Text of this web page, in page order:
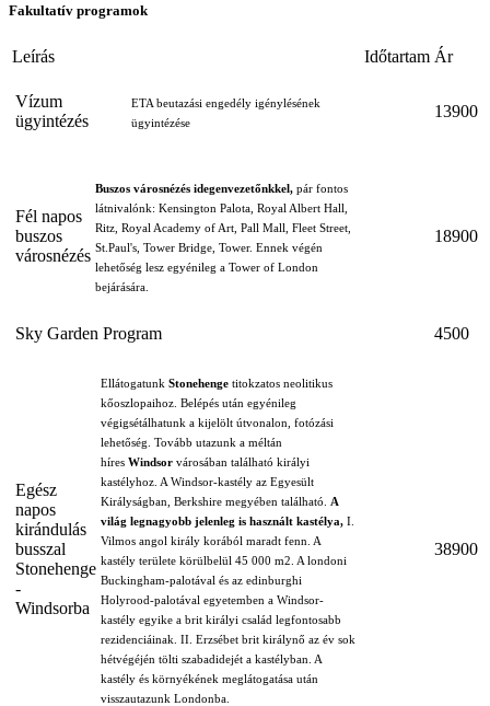
Fakultatív programok
Leírás Időtartam Ár
Vízum
ügyintézés
ETA beutazási engedély igénylésének
ügyintézése
13900
Fél napos
buszos
városnézés
Buszos városnézés idegenvezetőnkkel, pár fontos
látnivalónk: Kensington Palota, Royal Albert Hall,
Ritz, Royal Academy of Art, Pall Mall, Fleet Street,
St.Paul's, Tower Bridge, Tower. Ennek végén
lehetőség lesz egyénileg a Tower of London
bejárására.
18900
Sky Garden Program 4500
Egész
napos
kirándulás
busszal
Stonehenge
-
Windsorba
Ellátogatunk Stonehenge titokzatos neolitikus
kőoszlopaihoz. Belépés után egyénileg
végigsétálhatunk a kijelölt útvonalon, fotózási
lehetőség. Tovább utazunk a méltán
híres Windsor városában található királyi
kastélyhoz. A Windsor-kastély az Egyesült
Királyságban, Berkshire megyében található. A
világ legnagyobb jelenleg is használt kastélya, I.
Vilmos angol király korából maradt fenn. A
kastély területe körülbelül 45 000 m2. A londoni
Buckingham-palotával és az edinburghi
Holyrood-palotával egyetemben a Windsor-
kastély egyike a brit királyi család legfontosabb
rezidenciáinak. II. Erzsébet brit királynő az év sok
hétvégéjén tölti szabadidejét a kastélyban. A
kastély és környékének meglátogatása után
visszautazunk Londonba.
38900